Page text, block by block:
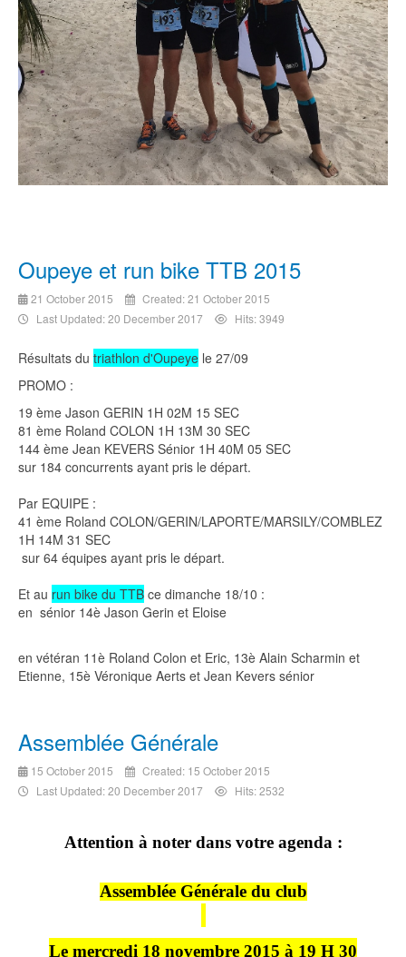
Oupeye et run bike TTB 2015
21 October 2015
Created: 21 October 2015
Last Updated: 20 December 2017
Hits: 3949
Résultats du triathlon d'Oupeye le 27/09
PROMO :
19 ème Jason GERIN 1H 02M 15 SEC
81 ème Roland COLON 1H 13M 30 SEC
144 ème Jean KEVERS Sénior 1H 40M 05 SEC
sur 184 concurrents ayant pris le départ.
Par EQUIPE :
41 ème Roland COLON/GERIN/LAPORTE/MARSILY/COMBLEZ
1H 14M 31 SEC
sur 64 équipes ayant pris le départ.
Et au run bike du TTB ce dimanche 18/10 :
en sénior 14è Jason Gerin et Eloise
en vétéran 11è Roland Colon et Eric, 13è Alain Scharmin et
Etienne, 15è Véronique Aerts et Jean Kevers sénior
Assemblée Générale
15 October 2015
Created: 15 October 2015
Last Updated: 20 December 2017
Hits: 2532
Attention à noter dans votre agenda :
Assemblée Générale du club
Le mercredi 18 novembre 2015 à 19 H 30